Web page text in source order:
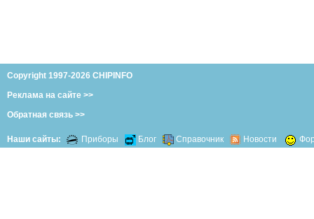
Copyright 1997-2026 CHIPINFO
Реклама на сайте >>
Обратная связь >>
Наши сайты: Приборы Блог Справочник Новости